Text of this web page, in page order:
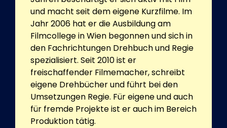
und macht seit dem eigene Kurzfilme. Im
Jahr 2006 hat er die Ausbildung am
Filmcollege in Wien begonnen und sich in
den Fachrichtungen Drehbuch und Regie
spezialisiert. Seit 2010 ist er
freischaffender Filmemacher, schreibt
eigene Drehbücher und führt bei den
Umsetzungen Regie. Für eigene und auch
für fremde Projekte ist er auch im Bereich
Produktion tätig.